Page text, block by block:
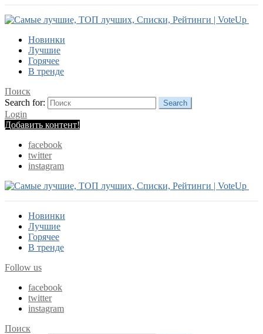
Новинки
Лучшие
Горячее
В тренде
Поиск
Search for:
Search
Login
Добавить контент!
facebook
twitter
instagram
Новинки
Лучшие
Горячее
В тренде
Follow us
facebook
twitter
instagram
Поиск